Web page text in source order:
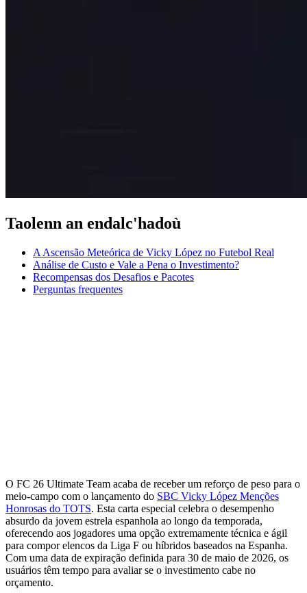
Taolenn an endalc'hadoù
A Ascensão Meteórica de Vicky López no Futebol Real
Análise de Custo e Vale a Pena o Investimento?
Recompensas dos Desafios e Pacotes
Perguntas frequentes
O FC 26 Ultimate Team acaba de receber um reforço de peso para o
meio-campo com o lançamento do SBC Vicky López Menções
Honrosas do TOTS. Esta carta especial celebra o desempenho
absurdo da jovem estrela espanhola ao longo da temporada,
oferecendo aos jogadores uma opção extremamente técnica e ágil
para compor elencos da Liga F ou híbridos baseados na Espanha.
Com uma data de expiração definida para 30 de maio de 2026, os
usuários têm tempo para avaliar se o investimento cabe no
orçamento.